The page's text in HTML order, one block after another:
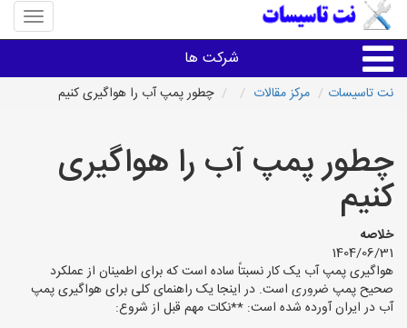
منوی
سایت
شرکت ها
خدمات تاسیسات ساختمان
تاسیساتی های شهرها
نت تاسیسات مرکز مقالات چطور پمپ آب را هواگیری کنیم
چطور پمپ آب را هواگیری
کنیم
خلاصه
1404/06/31
هواگیری پمپ آب یک کار نسبتاً ساده است که برای اطمینان از عملکرد
صحیح پمپ ضروری است. در اینجا یک راهنمای کلی برای هواگیری پمپ
آب در ایران آورده شده است: **نکات مهم قبل از شروع: